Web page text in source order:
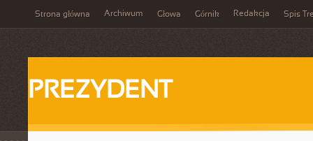
Strona główna Archiwum Głowa Górnik Redakcja Spis
PREZYDENT